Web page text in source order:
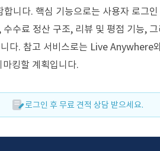
니다. 핵심 기능으로는 사용자 로그
수료 정산 구조, 리뷰 및 평점 기능,
다. 참고 서비스로는 Live Anywhere
킹할 계획입니다.
로그인 후 무료 견적 상담 받으세요.